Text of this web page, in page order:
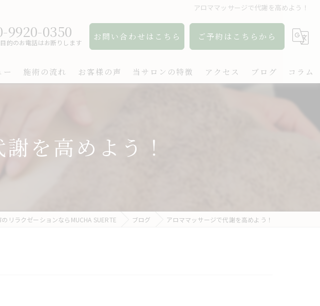
アロママッサージで代謝を高めよう！
9920-0350
的のお電話はお断りします
お問い合わせはこちら ご予約はこちらから
ー 施術の流れ お客様の声 当サロンの特徴
ボディケア
アクセス ブログ コラム
を高めよう！
リラクゼーションならMUCHA SUERTE ブログ アロママッサージで代謝を高めよう！